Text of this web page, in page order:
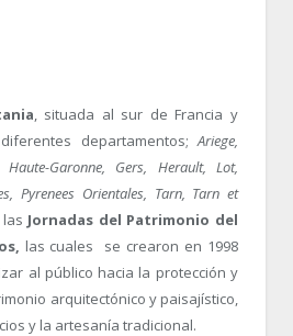
, situada al sur de Francia y
departamentos;Ariege,
Garonne, Gers, Herault, Lot,
Pyrenees Orientales, Tarn, Tarn et
Jornadas del Patrimonio del
las cuales se crearon en 1998
al público hacia la protección y
arquitectónico y paisajístico,
y la artesanía tradicional.